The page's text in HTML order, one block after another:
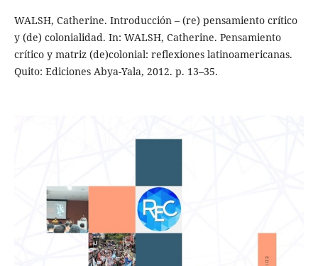
WALSH, Catherine. Introducción – (re) pensamiento crítico
y (de) colonialidad. In: WALSH, Catherine. Pensamiento
crítico y matriz (de)colonial: reflexiones latinoamericanas.
Quito: Ediciones Abya-Yala, 2012. p. 13–35.